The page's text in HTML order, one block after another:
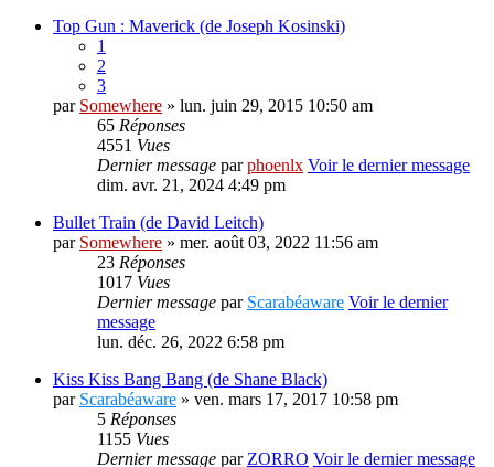
Top Gun : Maverick (de Joseph Kosinski)
1
2
3
par Somewhere » lun. juin 29, 2015 10:50 am
65 Réponses
4551 Vues
Dernier message parphoenlx Voir le dernier message
dim. avr. 21, 2024 4:49 pm
Bullet Train (de David Leitch)
par Somewhere » mer. août 03, 2022 11:56 am
23 Réponses
1017 Vues
Dernier message par Scarabéaware Voir le dernier
message
lun. déc. 26, 2022 6:58 pm
Kiss Kiss Bang Bang (de Shane Black)
par Scarabéaware » ven. mars 17, 2017 10:58 pm
5 Réponses
1155 Vues
Dernier message parZORRO Voir le dernier message